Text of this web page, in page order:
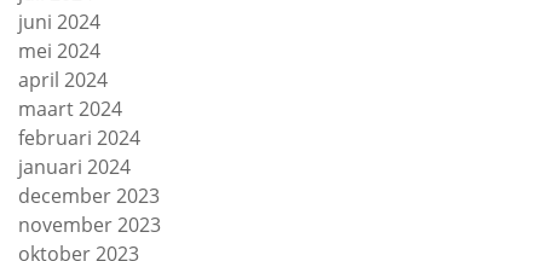
juni 2024
mei 2024
april 2024
maart 2024
februari 2024
januari 2024
december 2023
november 2023
oktober 2023